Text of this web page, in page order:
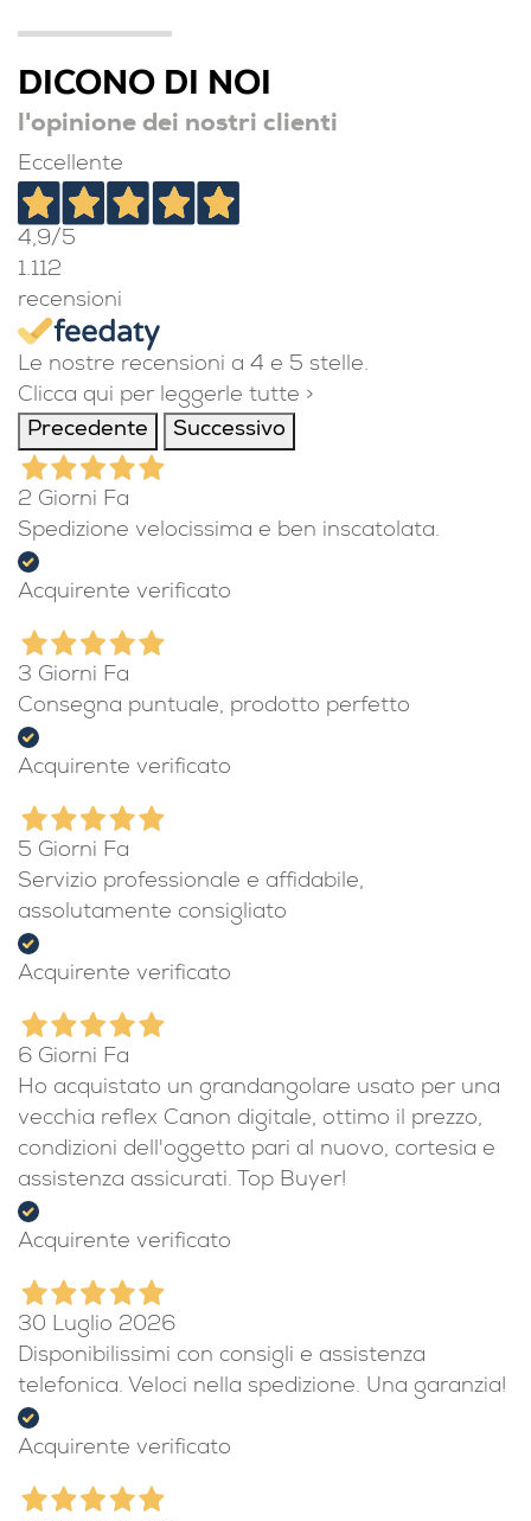
DICONO DI NOI
l'opinione dei nostri clienti
Eccellente
4,9/5
1.112
recensioni
Le nostre recensioni a 4 e 5 stelle.
Clicca qui per leggerle tutte >
Precedente
Successivo
2 Giorni Fa
Spedizione velocissima e ben inscatolata.
Acquirente verificato
3 Giorni Fa
Consegna puntuale, prodotto perfetto
Acquirente verificato
5 Giorni Fa
Servizio professionale e affidabile,
assolutamente consigliato
Acquirente verificato
6 Giorni Fa
Ho acquistato un grandangolare usato per una
vecchia reflex Canon digitale, ottimo il prezzo,
condizioni dell'oggetto pari al nuovo, cortesia e
assistenza assicurati. Top Buyer!
Acquirente verificato
30 Luglio 2026
Disponibilissimi con consigli e assistenza
telefonica. Veloci nella spedizione. Una garanzia!
Acquirente verificato